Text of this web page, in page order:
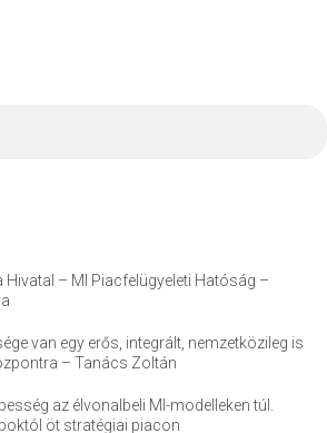
Hivatal – MI Piacfelügyeleti Hatóság –
van egy erős, integrált, nemzetközileg is
– Tanács Zoltán
az élvonalbeli MI-modelleken túl.
öt stratégiai piacon